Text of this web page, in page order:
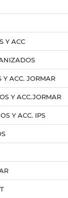
Y ACC
Y ACC. JORMAR
Y ACC.JORMAR
Y ACC. IPS